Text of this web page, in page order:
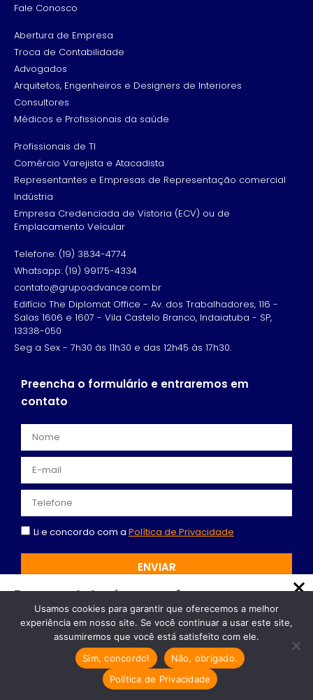
Fale Conosco
Abertura de Empresa
Troca de Contabilidade
Advogados
Arquitetos, Engenheiros e Designers de Interiores
Consultores
Médicos e Profissionais da saúde
Profissionais de TI
Comércio Varejista e Atacadista
Representantes e Empresas de Representação comercial
Indústria
Empresa Credenciada de Vistoria (ECV) ou de
Emplacamento Veícular
Telefone: (19) 3834-4774
Whatsapp: (19) 99175-4334
contato@grupoadvance.com.br
Edifício The Diplomat Office - Av. dos Trabalhadores, 116 -
Salas 1606 e 1607 - Vila Castelo Branco, Indaiatuba - SP,
13338-050
Seg a Sex - 7h30 às 11h30 e das 12h45 às 17h30.
Preencha o formulário e entraremos em
contato
Li e concordo com a Política de Privacidade
ENVIAR
Facebook Instagram
Linkedin
Recomendado só para você
Controle de Despesas em Clínicas
Odontológicas: Dicas e Soluções
Eficazes
Controle de Despesas em Clínicas
Odontológicas: 3 Estratégias para Maximizar…
Usamos cookies para garantir que oferecemos a melhor
experiência em nosso site. Se você continuar a usar este site,
assumiremos que você está satisfeito com ele.
Sim, concordo!
Não, obrigado.
Política de Privacidade